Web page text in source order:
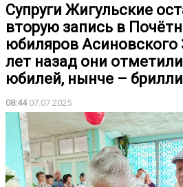
Супруги Жигульские
вторую запись в
юбиляров Асиновского
лет назад они
юбилей, нынче –
08:4407.07.2025